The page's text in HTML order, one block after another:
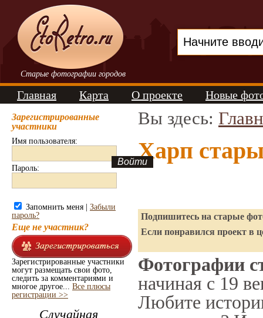
Старые фотографии городов
Главная Карта О проекте Новые
Зарегистрированные
участники
Имя пользователя:
Пароль:
Запомнить меня | Забыли
пароль?
Еще не участник?
Зарегистрированные участники
могут размещать свои фото,
следить за комментариями и
многое другое... Все плюсы
регистрации >>
Случайная
Вы здесь:
Харп
Подпишитесь на старые
Если понравился проект в
Фотографии
начиная с 19
Любите